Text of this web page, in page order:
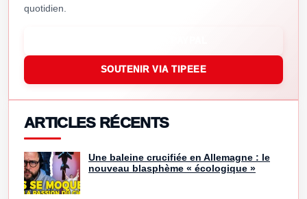
quotidien.
SOUTENIR VIA TIPEEE
ARTICLES RÉCENTS
Une baleine crucifiée en Allemagne : le
nouveau blasphème « écologique »